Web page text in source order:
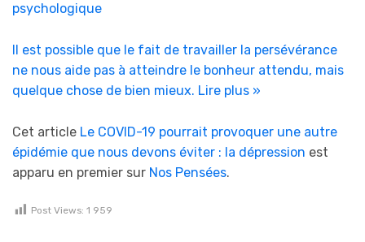
psychologique
Il est possible que le fait de travailler la persévérance
ne nous aide pas à atteindre le bonheur attendu, mais
quelque chose de bien mieux. Lire plus »
Cet article Le COVID-19 pourrait provoquer une autre
épidémie que nous devons éviter : la dépression est
apparu en premier sur Nos Pensées.
Post Views: 1 959